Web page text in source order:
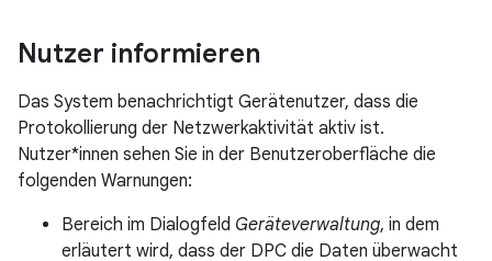
Nutzer informieren
Das System benachrichtigt Gerätenutzer, dass die
Protokollierung der Netzwerkaktivität aktiv ist.
Nutzer*innen sehen Sie in der Benutzeroberfläche die
folgenden Warnungen:
Bereich im Dialogfeld Geräteverwaltung, in dem
erläutert wird, dass der DPC die Daten überwacht